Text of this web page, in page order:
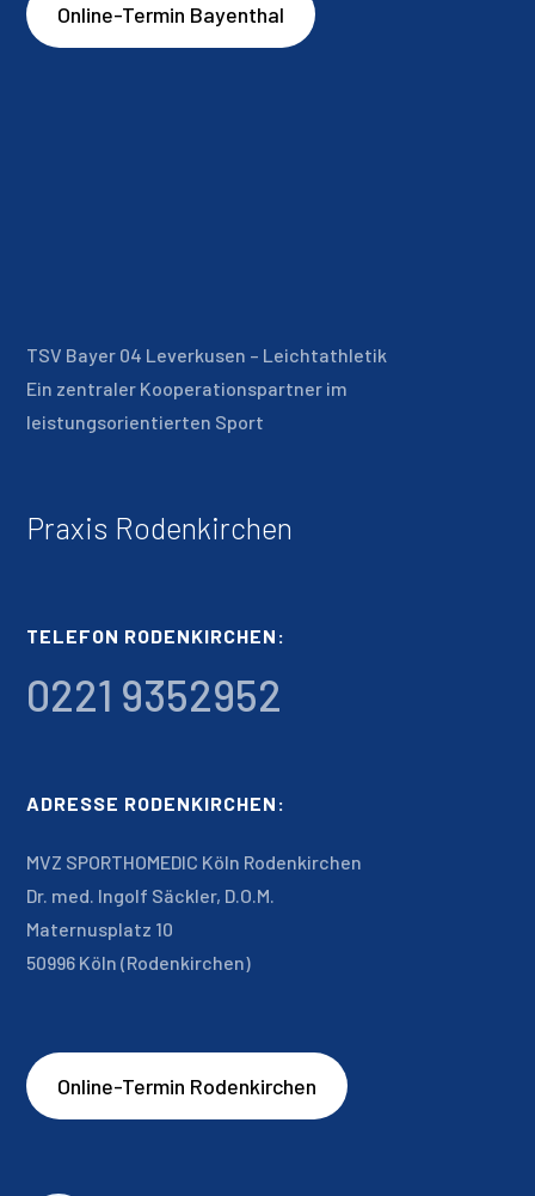
Online-Termin Bayenthal
TSV Bayer 04 Leverkusen – Leichtathletik
Ein zentraler Kooperationspartner im
leistungsorientierten Sport
Praxis Rodenkirchen
TELEFON RODENKIRCHEN:
0221 9352952
ADRESSE RODENKIRCHEN:
MVZ SPORTHOMEDIC Köln Rodenkirchen
Dr. med. Ingolf Säckler, D.O.M.
Maternusplatz 10
50996 Köln (Rodenkirchen)
Online-Termin Rodenkirchen